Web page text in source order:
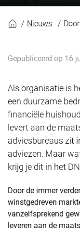
Nieuws
Gepubliceerd op 16
Als organisatie is
een duurzame
financiële
levert aan de
adviesbureaus zit
adviezen. Maar
krijg je dit in het
Door de immer
winstgedreven
vanzelfsprekend
leveren aan de